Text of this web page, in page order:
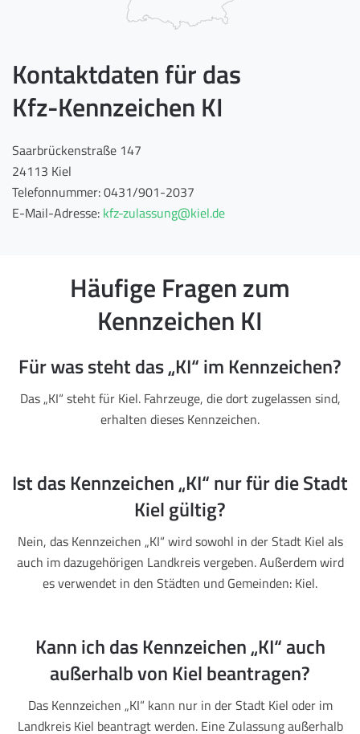
Kontaktdaten für das
Kfz-Kennzeichen KI
Saarbrückenstraße 147
24113 Kiel
Telefonnummer: 0431/901-2037
E-Mail-Adresse: kfz-zulassung@kiel.de
Häufige Fragen zum
Kennzeichen KI
Für was steht das „KI“ im Kennzeichen?
Das „KI“ steht für Kiel. Fahrzeuge, die dort zugelassen sind,
erhalten dieses Kennzeichen.
Ist das Kennzeichen „KI“ nur für die Stadt
Kiel gültig?
Nein, das Kennzeichen „KI“ wird sowohl in der Stadt Kiel als
auch im dazugehörigen Landkreis vergeben. Außerdem wird
es verwendet in den Städten und Gemeinden: Kiel.
Kann ich das Kennzeichen „KI“ auch
außerhalb von Kiel beantragen?
Das Kennzeichen „KI“ kann nur in der Stadt Kiel oder im
Landkreis Kiel beantragt werden. Eine Zulassung außerhalb